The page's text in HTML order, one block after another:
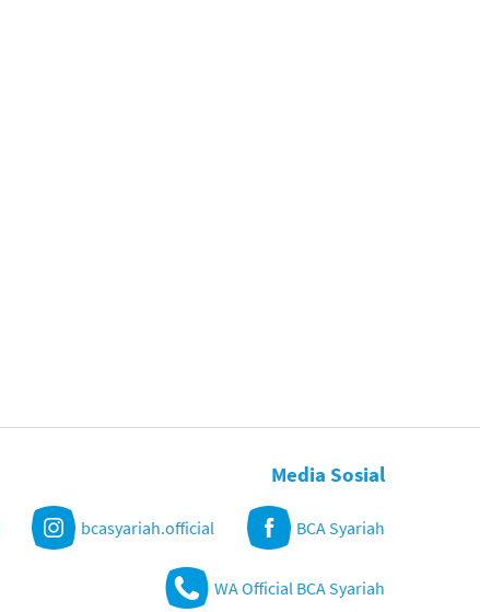
Media Sosial
bcasyariah.official BCA Syariah
WA Official BCA Syariah